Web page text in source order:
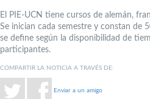
El PIE-UCN tiene cursos de alemán,
Se inician cada semestre y constan de
se define según la disponibilidad de
participantes.
COMPARTIR LA NOTICIA A TRAVÉS DE:
Enviar a un amigo